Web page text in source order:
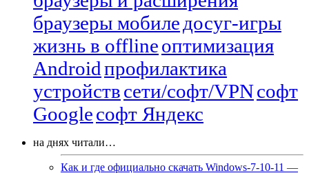
браузеры мобиле досуг-игры
жизнь в offlineоптимизация
Androidпрофилактика
устройствсети/софт/VPNсофт
Googleсофт Яндекс
на днях читали…
Как и где официально скачать Windows-7-10-11 —